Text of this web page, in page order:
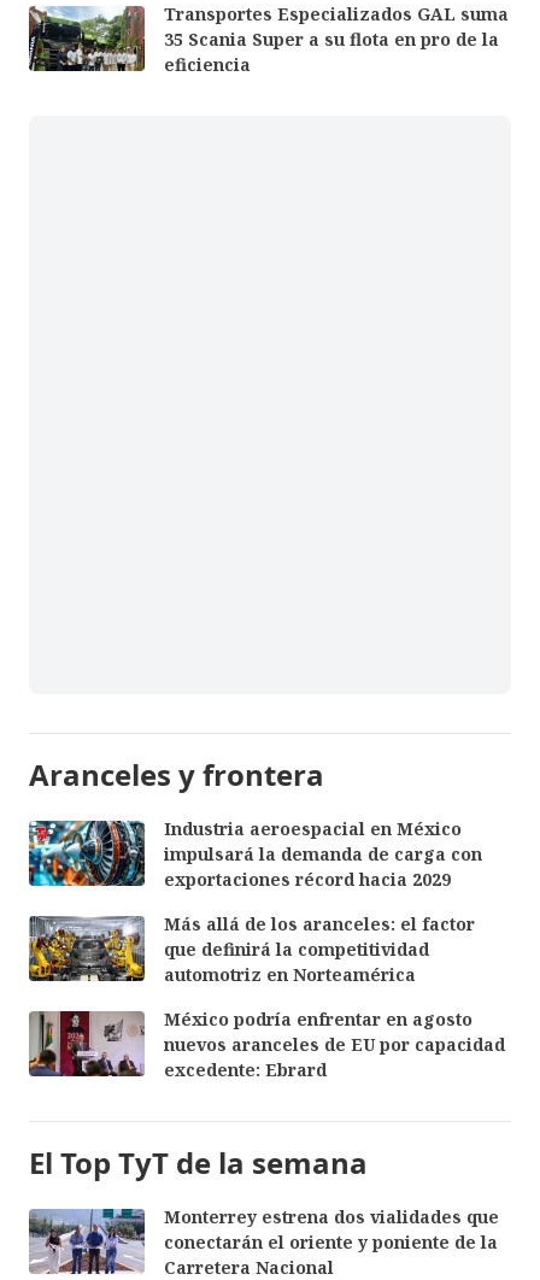
Transportes Especializados GAL suma
35 Scania Super a su flota en pro de la
eficiencia
Aranceles y frontera
Industria aeroespacial en México
impulsará la demanda de carga con
exportaciones récord hacia 2029
Más allá de los aranceles: el factor
que definirá la competitividad
automotriz en Norteamérica
México podría enfrentar en agosto
nuevos aranceles de EU por capacidad
excedente: Ebrard
El Top TyT de la semana
Monterrey estrena dos vialidades que
conectarán el oriente y poniente de la
Carretera Nacional